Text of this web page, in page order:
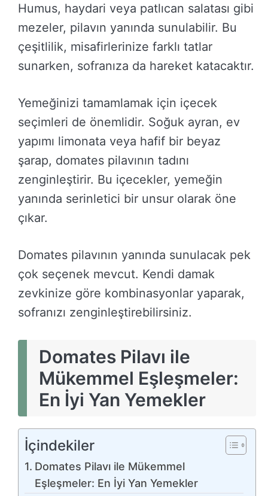
Humus, haydari veya patlıcan salatası gibi
mezeler, pilavın yanında sunulabilir. Bu
çeşitlilik, misafirlerinize farklı tatlar
sunarken, sofranıza da hareket katacaktır.
Yemeğinizi tamamlamak için içecek
seçimleri de önemlidir. Soğuk ayran, ev
yapımı limonata veya hafif bir beyaz
şarap, domates pilavının tadını
zenginleştirir. Bu içecekler, yemeğin
yanında serinletici bir unsur olarak öne
çıkar.
Domates pilavının yanında sunulacak pek
çok seçenek mevcut. Kendi damak
zevkinize göre kombinasyonlar yaparak,
sofranızı zenginleştirebilirsiniz.
Domates Pilavı ile
Mükemmel Eşleşmeler:
En İyi Yan Yemekler
İçindekiler
Domates Pilavı ile Mükemmel
Eşleşmeler: En İyi Yan Yemekler